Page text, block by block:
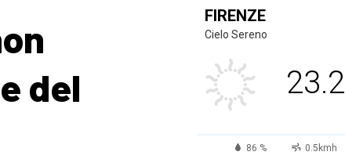
del
FIRENZE
Cielo Sereno
23.2
86 % 0.5kmh